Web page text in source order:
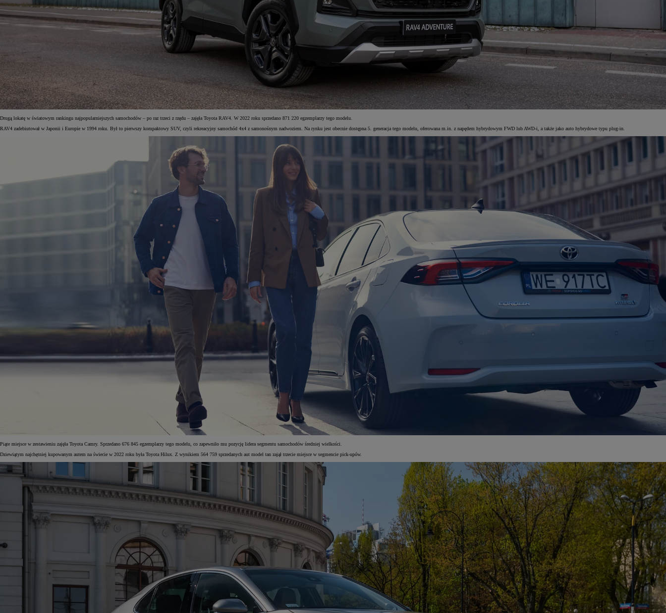
HYBRID
Drugą lokatę w światowym rankingu najpopularniejszych samochodów – po raz trzeci z rzędu – zajęła Toyota RAV4. W 2022 roku sprzedano 871 220 egzemplarzy tego modelu.
RAV4 zadebiutował w Japonii i Europie w 1994 roku. Był to pierwszy kompaktowy SUV, czyli rekreacyjny samochód 4x4 z samonośnym nadwoziem. Na rynku jest obecnie dostępna 5. generacja tego modelu, oferowana m.in. z napędem hybrydowym FWD lub AWD-i, a także jako auto hybrydowe typu plug-in.
Piąte miejsce w zestawieniu zajęła Toyota Camry. Sprzedano 676 845 egzemplarzy tego modelu, co zapewniło mu pozycję lidera segmentu samochodów średniej wielkości.
Dziewiątym najchętniej kupowanym autem na świecie w 2022 roku była Toyota Hilux. Z wynikiem 564 759 sprzedanych aut model tan zajął trzecie miejsce w segmencie pick-upów.